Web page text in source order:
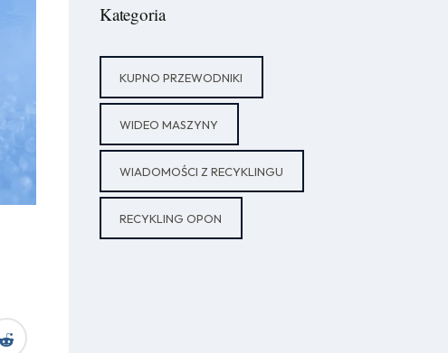
Kategoria
KUPNO PRZEWODNIKI
WIDEO MASZYNY
WIADOMOŚCI Z RECYKLINGU
RECYKLING OPON